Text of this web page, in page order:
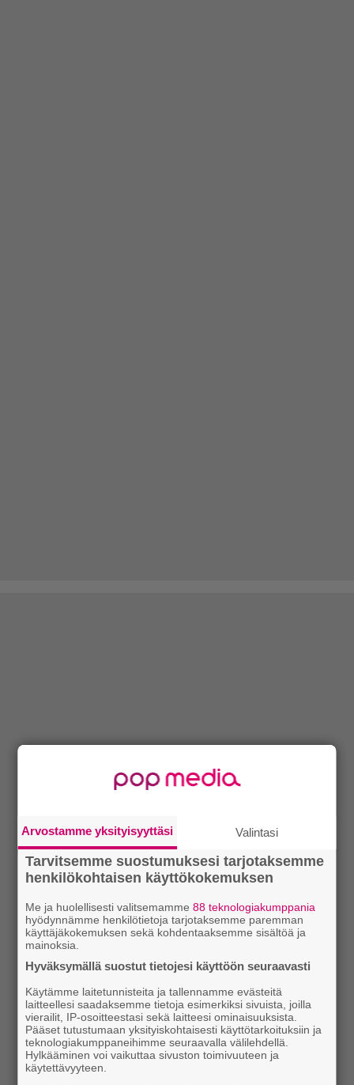
Arvostamme yksityisyyttäsi Valintasi
Tarvitsemme suostumuksesi tarjotaksemme
henkilökohtaisen käyttökokemuksen
Me ja huolellisesti valitsemamme88 teknologiakumppania
hyödynnämme henkilötietoja tarjotaksemme paremman
käyttäjäkokemuksen sekä kohdentaaksemme sisältöä ja
mainoksia.
Hyväksymällä suostut tietojesi käyttöön seuraavasti
Käytämme laitetunnisteita ja tallennamme evästeitä
laitteellesi saadaksemme tietoja esimerkiksi sivuista, joilla
vierailit, IP-osoitteestasi sekä laitteesi ominaisuuksista.
Pääset tutustumaan yksityiskohtaisesti käyttötarkoituksiin ja
teknologiakumppaneihimme seuraavalla välilehdellä.
Hylkääminen voi vaikuttaa sivuston toimivuuteen ja
käytettävyyteen.